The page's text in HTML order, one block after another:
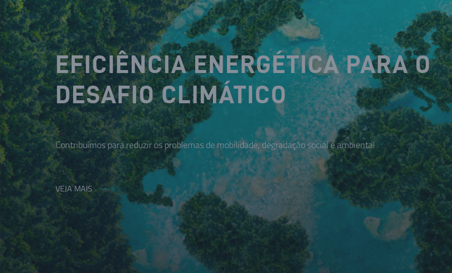
EFICIÊNCIA ENERGÉTICA PARA O
DESAFIO CLIMÁTICO
Contribuímos para reduzir os problemas de mobilidade, degradação social e ambiental
VEJA MAIS